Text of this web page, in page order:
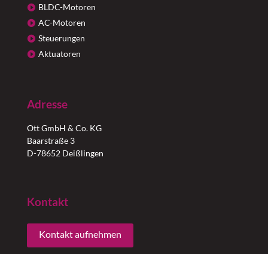
BLDC-Motoren
AC-Motoren
Steuerungen
Aktuatoren
Adresse
Ott GmbH & Co. KG
Baarstraße 3
D-78652 Deißlingen
Kontakt
Kontakt aufnehmen